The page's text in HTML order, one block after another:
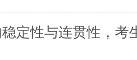
定性与连贯性，考